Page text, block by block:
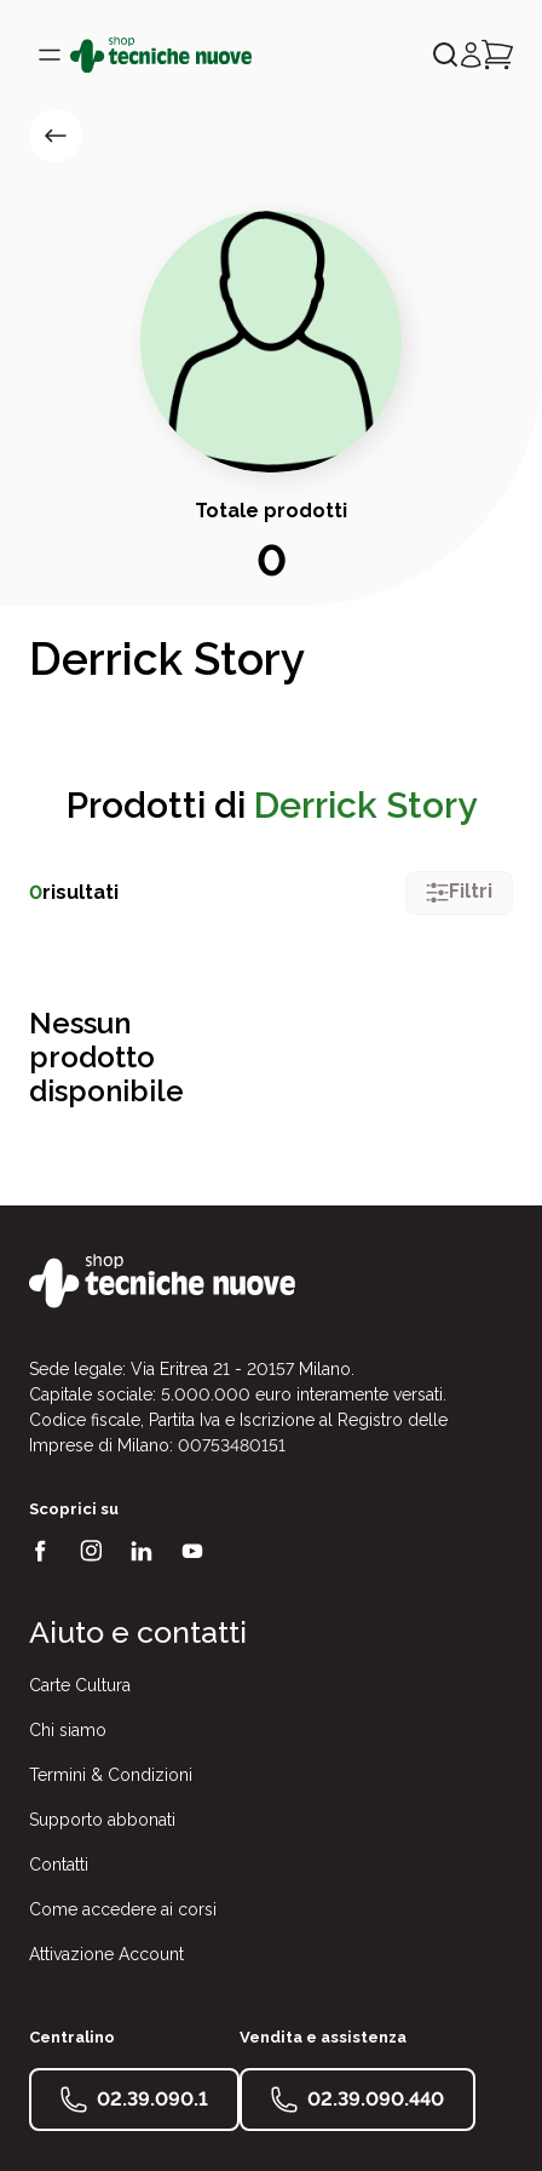
Totale prodotti
0
Derrick Story
Prodotti di Derrick Story
0risultati Filtri
Nessun
prodotto
disponibile
Sede legale: Via Eritrea 21 - 20157 Milano.
Capitale sociale: 5.000.000 euro interamente versati.
Codice fiscale, Partita Iva e Iscrizione al Registro delle
Imprese di Milano: 00753480151
Scoprici su
Aiuto e contatti
Carte Cultura
Chi siamo
Termini & Condizioni
Supporto abbonati
Contatti
Come accedere ai corsi
Attivazione Account
Centralino
02.39.090.1
Vendita e assistenza
02.39.090.440